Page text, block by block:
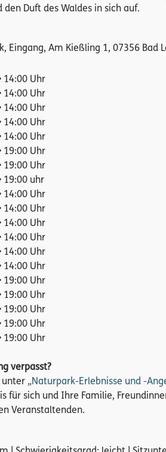
Duft des Waldes in sich auf.
Eingang, Am Kießling 1, 07356 Bad
14:00 Uhr
14:00 Uhr
14:00 Uhr
14:00 Uhr
14:00 Uhr
19:00 Uhr
19:00 Uhr
19:00 uhr
14:00 Uhr
14:00 Uhr
14:00 Uhr
14:00 Uhr
14:00 Uhr
14:00 Uhr
19:00 Uhr
19:00 Uhr
19:00 Uhr
19:00 Uhr
19:00 Uhr
verpasst?
unter „Naturpark-Erlebnisse und -
für sich und Ihre Familie,
Veranstaltenden.